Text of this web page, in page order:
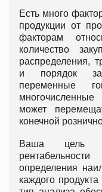
Есть много
продукции от
факторам
количество
распределения,
и порядок
переменные
может
конечной
Ваша цель
определения
каждого